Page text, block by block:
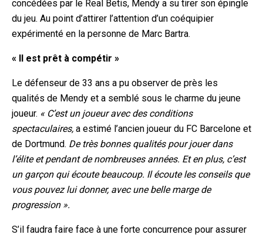
concédées par le Real Betis, Mendy a su tirer son épingle
du jeu. Au point d’attirer l’attention d’un coéquipier
expérimenté en la personne de Marc Bartra.
« Il est prêt à compétir »
Le défenseur de 33 ans a pu observer de près les
qualités de Mendy et a semblé sous le charme du jeune
joueur. « C’est un joueur avec des conditions
spectaculaires, a estimé l’ancien joueur du FC Barcelone et
de Dortmund. De très bonnes qualités pour jouer dans
l’éliteet pendant de nombreuses années. Et en plus, c’est
un garçon qui écoute beaucoup. Il écoute les conseils que
vous pouvez lui donner, avec une belle marge de
progression ».
S’il faudra faire face à une forte concurrence pour assurer